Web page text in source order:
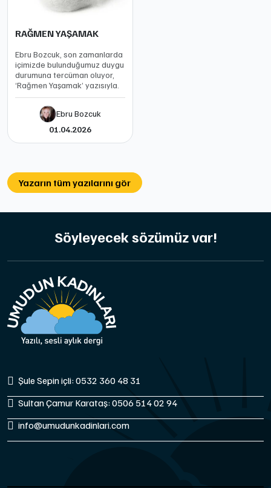
RAĞMEN YAŞAMAK
Ebru Bozcuk, son zamanlarda
içimizde bulunduğumuz duygu
durumuna tercüman oluyor,
‘Rağmen Yaşamak’ yazısıyla.
Ebru Bozcuk
01.04.2026
Yazarın tüm yazılarını gör
Söyleyecek sözümüz var!
Şule Sepin içli: 0532 360 48 31
Sultan Çamur Karataş: 0506 514 02 94
info@umudunkadinlari.com